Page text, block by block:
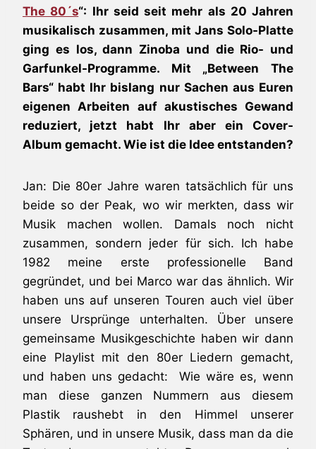
The 80´s“: Ihr seid seit mehr als 20 Jahren
musikalisch zusammen, mit Jans Solo-Platte
ging es los, dann Zinoba und die Rio- und
Garfunkel-Programme. Mit „Between The
Bars“ habt Ihr bislang nur Sachen aus Euren
eigenen Arbeiten auf akustisches Gewand
reduziert, jetzt habt Ihr aber ein Cover-
Album gemacht. Wie ist die Idee entstanden?
Jan: Die 80er Jahre waren tatsächlich für uns
beide so der Peak, wo wir merkten, dass wir
Musik machen wollen. Damals noch nicht
zusammen, sondern jeder für sich. Ich habe
1982 meine erste professionelle Band
gegründet, und bei Marco war das ähnlich. Wir
haben uns auf unseren Touren auch viel über
unsere Ursprünge unterhalten. Über unsere
gemeinsame Musikgeschichte haben wir dann
eine Playlist mit den 80er Liedern gemacht,
und haben uns gedacht: Wie wäre es, wenn
man diese ganzen Nummern aus diesem
Plastik raushebt in den Himmel unserer
Sphären, und in unsere Musik, dass man da die